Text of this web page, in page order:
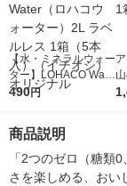
【水・ミネラルウォー
ター】LOHACO Wate
r（ロハコウォータ
シ） オリジナル
490円
商品説明
「2つのゼロ（糖類
さを楽しめる、おい